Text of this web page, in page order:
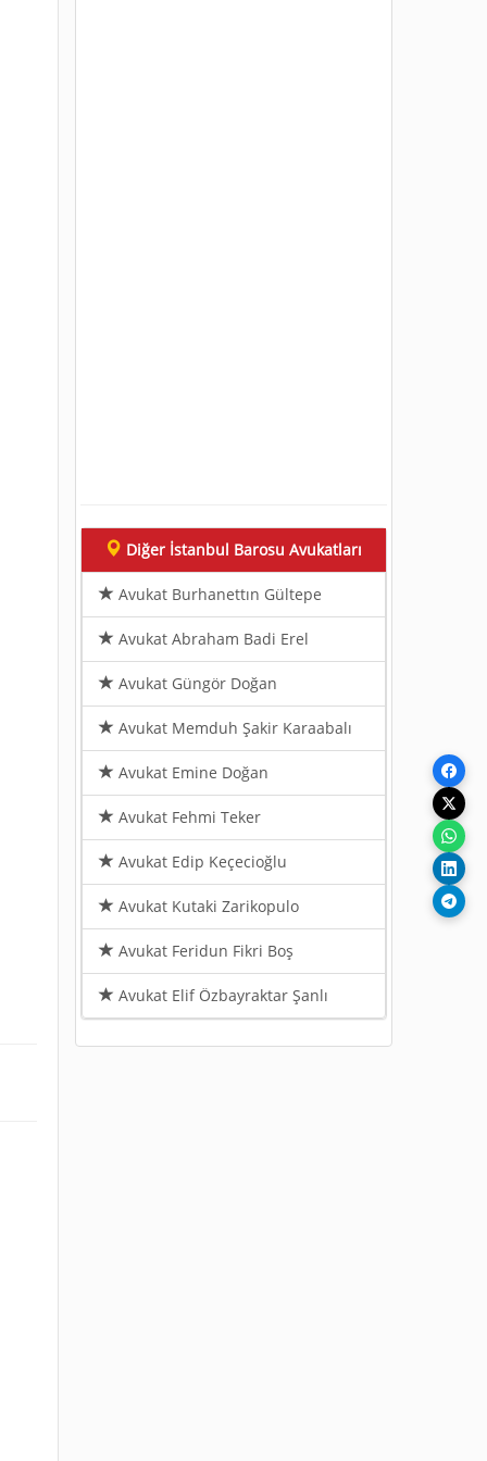
Diğer İstanbul Barosu Avukatları
Avukat Burhanettın Gültepe
Avukat Abraham Badi Erel
Avukat Güngör Doğan
Avukat Memduh Şakir Karaabalı
Avukat Emine Doğan
Avukat Fehmi Teker
Avukat Edip Keçecioğlu
Avukat Kutaki Zarikopulo
Avukat Feridun Fikri Boş
Avukat Elif Özbayraktar Şanlı